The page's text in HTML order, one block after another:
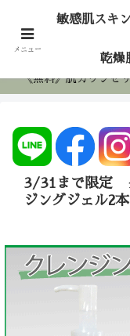
肌専門の低刺激
《無料》肌カウンセ
3/31まで限定
ジングジェル2
メニュー
敏感肌スキ
乾燥